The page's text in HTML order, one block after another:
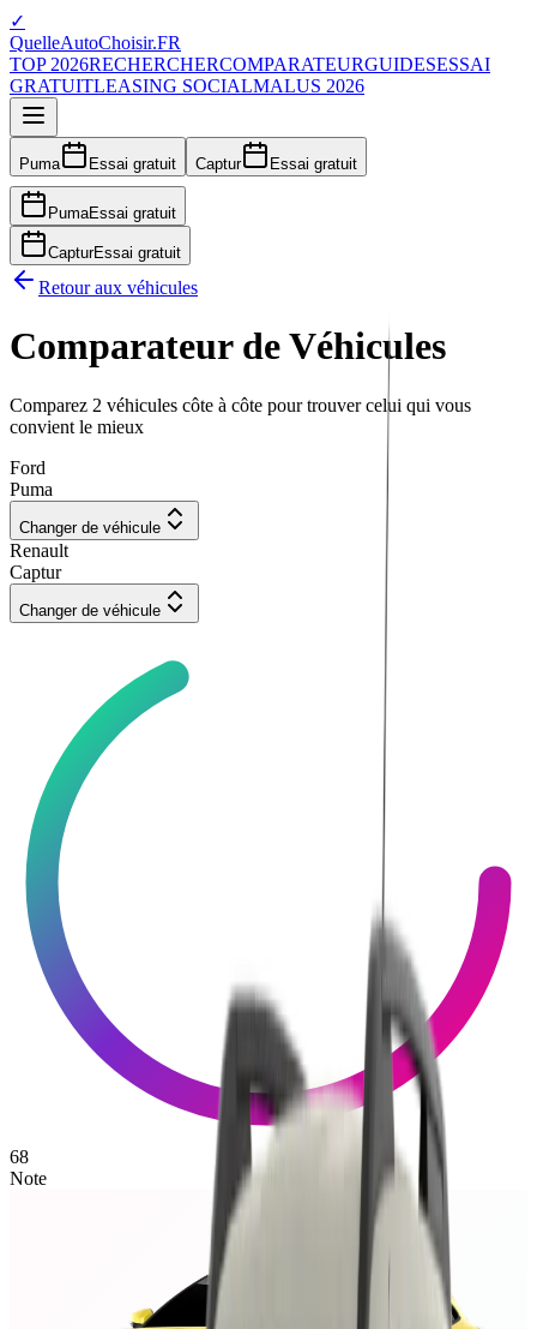
✓
QuelleAutoChoisir.FR
TOP 2026RECHERCHERCOMPARATEURGUIDESESSAI
GRATUITLEASING SOCIALMALUS 2026
Puma Essai gratuit Captur Essai gratuit
PumaEssai gratuit
CapturEssai gratuit
Retour aux véhicules
Comparateur de Véhicules
Comparez 2 véhicules côte à côte pour trouver celui qui vous
convient le mieux
Ford
Puma
Changer de véhicule
Renault
Captur
Changer de véhicule
68
Note